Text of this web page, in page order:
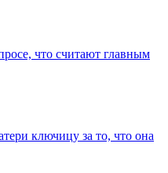
что считают главным
ключицу за то, что она